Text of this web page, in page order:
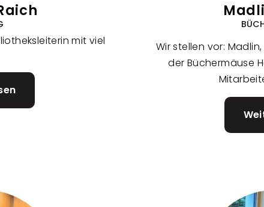
mit viel
Claudia
Wir stellen vor:
der Büchermäuse